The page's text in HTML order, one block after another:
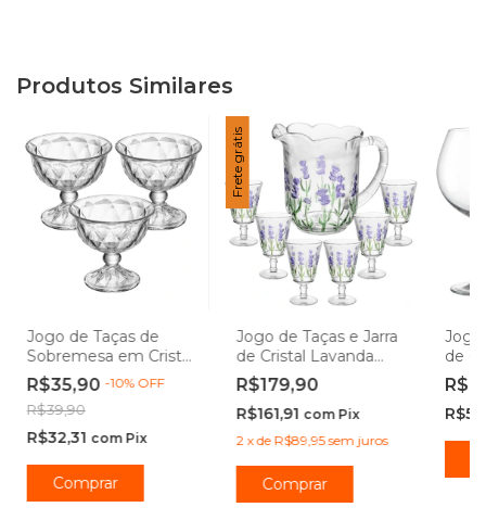
Produtos Similares
Jogo de Taças de
Sobremesa em Cristal
Diamond 180mL -
Lyor
R$35,90 -10% OFF
R$39,90
R$32,31 com Pix
Comprar
Frete grátis
Jogo de Taças e Jarra
de Cristal Lavanda
Hand Painting 7
peças - Lyor
R$179,90
R$161,91 com Pix
2 xde R$89,95 sem juros
Jogo
de
Lar